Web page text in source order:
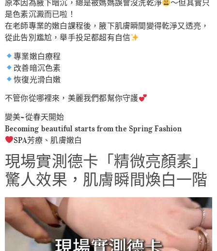
原本因為腋下暗沉，總是被媽媽誤會沒洗乾淨
～但其實只
是色素沉澱而已啦！
在老師專業的嫩白課程後，腋下肌膚瞬間變得乾淨又透亮，
從此告別尷尬，舉手投足都超有自信
專業嫩白療程
改善暗沉色素
恢復光滑白嫩
不管你從哪裡來，美麗我們都幫你守護
變美~從春天開始
Becoming beautiful starts from the Spring Fashion
SPA芳療、肌膚嫩白
現場實測德卡「精微亮顏素」
驚人效果，肌膚瞬間煥白一階